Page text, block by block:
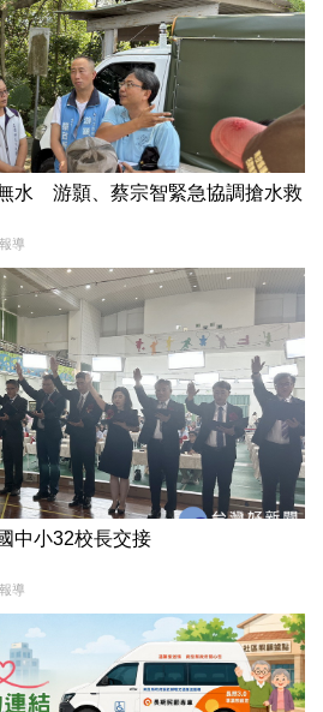
水 游顥、蔡宗智緊急協調搶水救
導
中小32校長交接
導